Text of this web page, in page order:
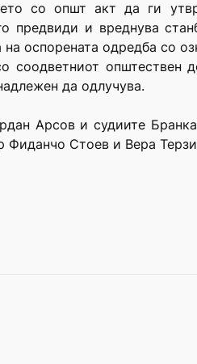
со општ акт да ги
и вреднува
оспорената одредба со
општествен
да одлучува.
Арсов и судиите
Стоев и Вера